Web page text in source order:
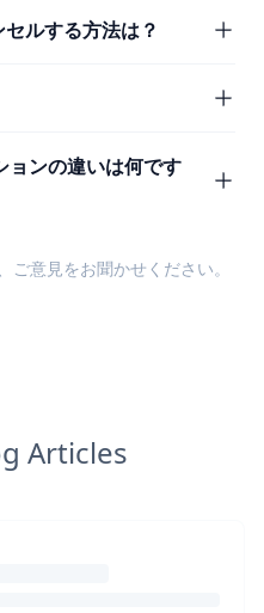
ルする方法は？
ョンの違いは何です
ご意見をお聞かせください。
Articles